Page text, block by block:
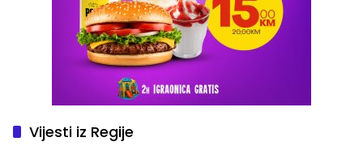
Vijesti iz Regije